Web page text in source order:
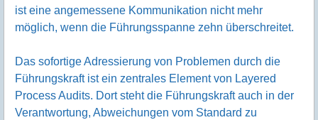
ist eine angemessene Kommunikation nicht mehr
möglich, wenn die Führungsspanne zehn überschreitet.
Das sofortige Adressierung von Problemen durch die
Führungskraft ist ein zentrales Element von Layered
Process Audits. Dort steht die Führungskraft auch in der
Verantwortung, Abweichungen vom Standard zu